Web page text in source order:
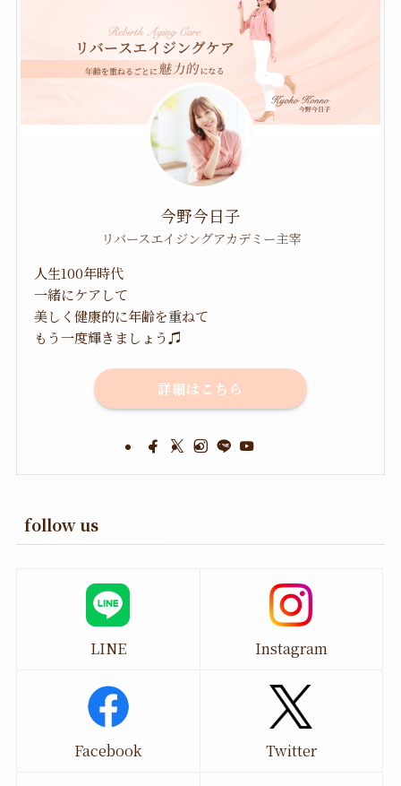
今野今日子
リバースエイジングアカデミー主宰
人生100年時代
一緒にケアして
美しく健康的に年齢を重ねて
もう一度輝きましょう♫
詳細はこちら
follow us
LINE Instagram
Facebook Twitter